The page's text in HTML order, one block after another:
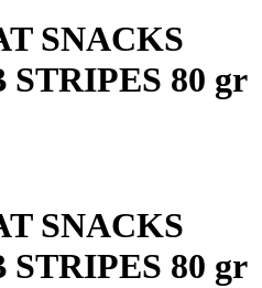
SNACKS
80 gr
SNACKS
80 gr